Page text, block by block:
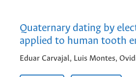
Quaternary dating by
applied to human tooth
Eduar Carvajal, Luis Montes,